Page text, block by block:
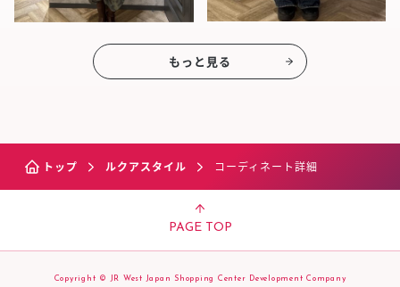
もっと見る
トップ ルクアスタイル コーディネート詳細
PAGE TOP
Copyright © JR West Japan Shopping Center Development Company